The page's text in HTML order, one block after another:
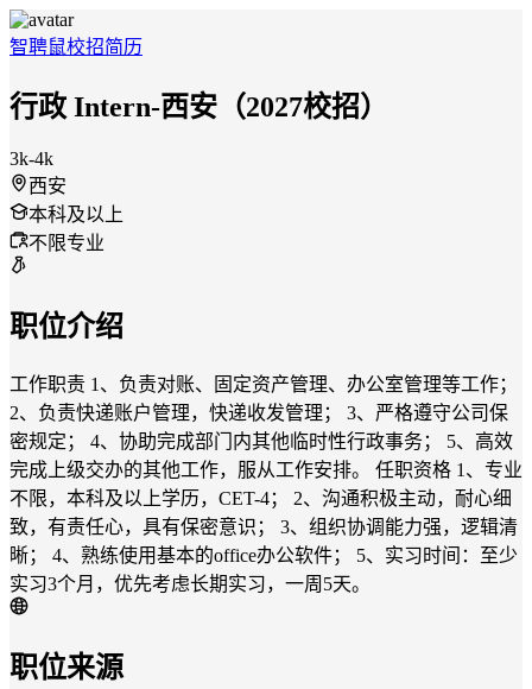
智聘鼠校招简历
行政 Intern-西安（2027校招）
3k-4k
西安
本科及以上
不限专业
职位介绍
工作职责 1、负责对账、固定资产管理、办公室管理等工作；
2、负责快递账户管理，快递收发管理； 3、严格遵守公司保
密规定； 4、协助完成部门内其他临时性行政事务； 5、高效
完成上级交办的其他工作，服从工作安排。 任职资格 1、专业
不限，本科及以上学历，CET-4； 2、沟通积极主动，耐心细
致，有责任心，具有保密意识； 3、组织协调能力强，逻辑清
晰； 4、熟练使用基本的office办公软件； 5、实习时间：至少
实习3个月，优先考虑长期实习，一周5天。
职位来源